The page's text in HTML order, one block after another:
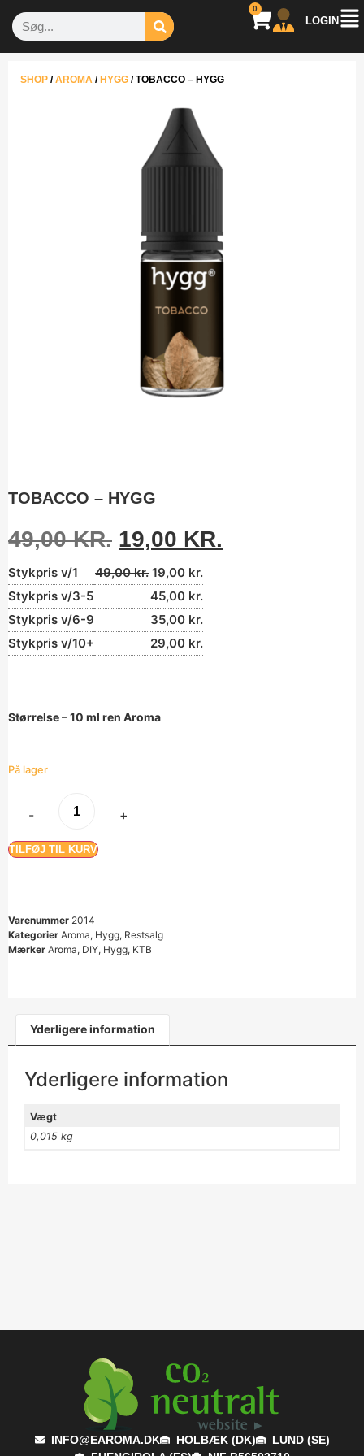
LOGIN
0
SHOP /AROMA / HYGG /TOBACCO – HYGG
TOBACCO – HYGG
49,00KR. 19,00 KR.
Stykpris v/1 49,00kr. 19,00 kr.
Stykpris v/3-5
45,00 kr.
Stykpris v/6-9
35,00 kr.
Stykpris v/10+
29,00 kr.
Størrelse – 10 ml ren Aroma
På lager
- +
TILFØJ TIL KURV
Varenummer 2014
Kategorier Aroma, Hygg, Restsalg
Mærker Aroma, DIY, Hygg, KTB
Yderligere information
Yderligere information
Vægt
0,015 kg
INFO@EAROMA.DK HOLBÆK (DK)
LUND (SE)